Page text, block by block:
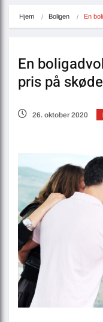
Hjem Boligen En
En
pris på
26. oktober 2020